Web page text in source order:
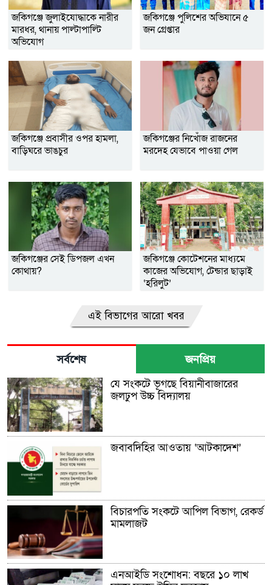
জকিগঞ্জে জুলাইযোদ্ধাকে নারীর
মারধর, থানায় পাল্টাপাল্টি
অভিযোগ
জকিগঞ্জে পুলিশের অভিযানে ৫
জন গ্রেপ্তার
জকিগঞ্জে প্রবাসীর ওপর হামলা,
বাড়িঘরে ভাঙচুর
জকিগঞ্জের নিখোঁজ রাজনের
মরদেহ যেভাবে পাওয়া গেল
জকিগঞ্জের সেই ডিপজল এখন
কোথায়?
জকিগঞ্জে কোটেশনের মাধ্যমে
কাজের অভিযোগ, টেন্ডার ছাড়াই
‘হরিলুট’
এই বিভাগের আরো খবর
সর্বশেষ জনপ্রিয়
যে সংকটে ভূগছে বিয়ানীবাজারের
জলঢুপ উচ্চ বিদ্যালয়
জবাবদিহির আওতায় ‘আটকাদেশ’
বিচারপতি সংকটে আপিল বিভাগ, রেকর্ড
মামলাজট
এনআইডি সংশোধন: বছরে ১০ লাখ